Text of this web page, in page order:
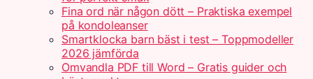
Fina ord när någon dött – Praktiska exempel
på kondoleanser
Smartklocka barn bäst i test – Toppmodeller
2026 jämförda
Omvandla PDF till Word – Gratis guider och